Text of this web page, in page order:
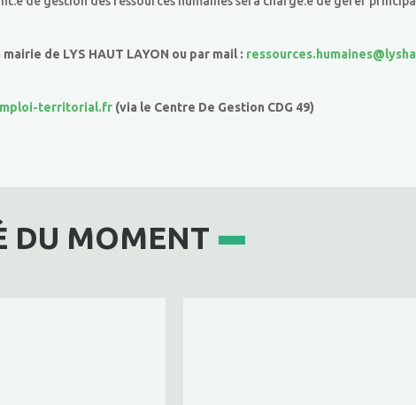
mairie de LYS HAUT LAYON ou par mail :
territorial.fr (via le Centre De Gestion CDG 49)
DU MOMENT